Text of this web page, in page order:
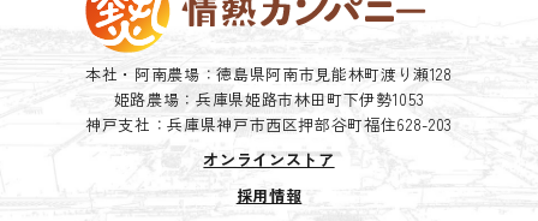
本社・阿南農場：徳島県阿南市見能林町渡り瀬128
姫路農場：兵庫県姫路市林田町下伊勢1053
神戸支社：兵庫県神戸市西区押部谷町福住628-203
オンラインストア
採用情報